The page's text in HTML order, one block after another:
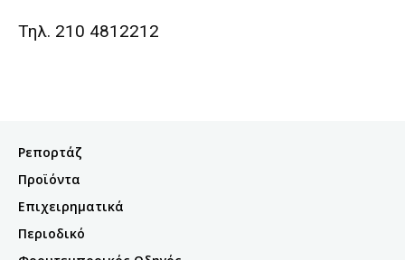
Τηλ. 210 4812212
Ρεπορτάζ
Προϊόντα
Επιχειρηματικά
Περιοδικό